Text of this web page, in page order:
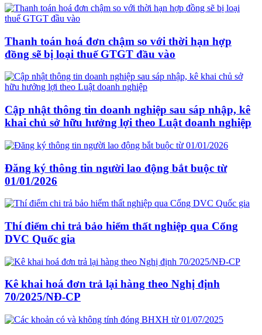
Thanh toán hoá đơn chậm so với thời hạn hợp
đồng sẽ bị loại thuế GTGT đầu vào
Cập nhật thông tin doanh nghiệp sau sáp nhập, kê
khai chủ sở hữu hưởng lợi theo Luật doanh nghiệp
Đăng ký thông tin người lao động bắt buộc từ
01/01/2026
Thí điểm chi trả bảo hiểm thất nghiệp qua Cổng
DVC Quốc gia
Kê khai hoá đơn trả lại hàng theo Nghị định
70/2025/NĐ-CP